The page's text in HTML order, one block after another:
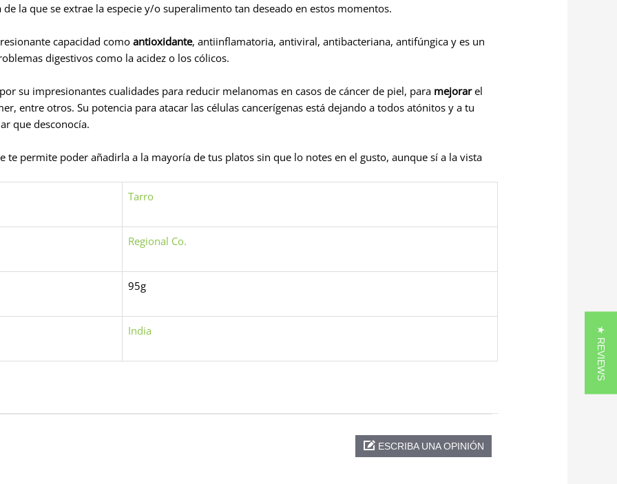
de la que se extrae la especie y/o superalimento tan deseado en estos momentos.
capacidad como antioxidante, antiinflamatoria, antiviral, antibacteriana, antifúngica y es un
digestivos como la acidez o los cólicos.
su impresionantes cualidades para reducir melanomas en casos de cáncer de piel, para mejorar el
entre otros. Su potencia para atacar las células cancerígenas está dejando a todos atónitos y a tu
que desconocía.
te permite poder añadirla a la mayoría de tus platos sin que lo notes en el gusto, aunque sí a la vista
Tarro
Regional Co.
95g
India
ESCRIBA UNA OPINIÓN
★ REVIEWS